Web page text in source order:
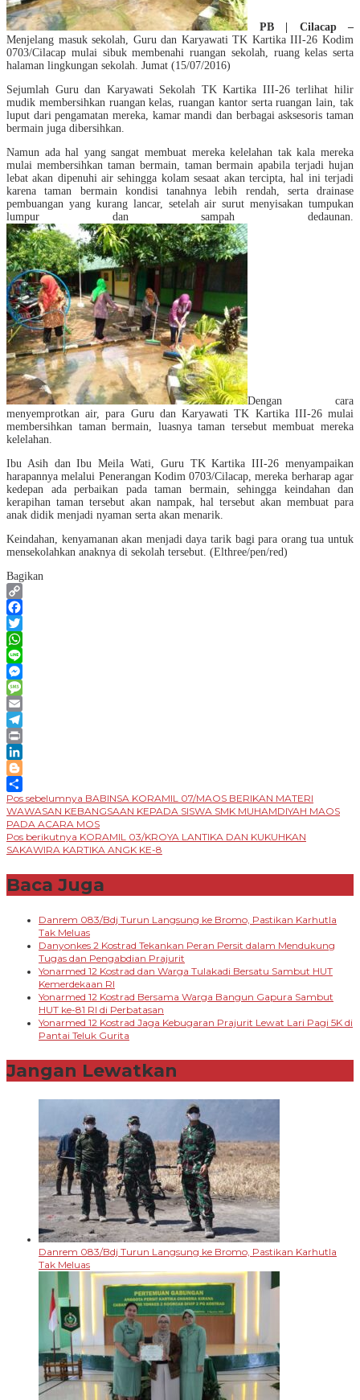
PB | Cilacap –
Menjelang masuk sekolah, Guru dan Karyawati TK Kartika III-26 Kodim
0703/Cilacap mulai sibuk membenahi ruangan sekolah, ruang kelas serta
halaman lingkungan sekolah. Jumat (15/07/2016)
Sejumlah Guru dan Karyawati Sekolah TK Kartika III-26 terlihat hilir
mudik membersihkan ruangan kelas, ruangan kantor serta ruangan lain, tak
luput dari pengamatan mereka, kamar mandi dan berbagai asksesoris taman
bermain juga dibersihkan.
Namun ada hal yang sangat membuat mereka kelelahan tak kala mereka
mulai membersihkan taman bermain, taman bermain apabila terjadi hujan
lebat akan dipenuhi air sehingga kolam sesaat akan tercipta, hal ini terjadi
karena taman bermain kondisi tanahnya lebih rendah, serta drainase
pembuangan yang kurang lancar, setelah air surut menyisakan tumpukan
lumpur dan sampah dedaunan.
Dengan cara
menyemprotkan air, para Guru dan Karyawati TK Kartika III-26 mulai
membersihkan taman bermain, luasnya taman tersebut membuat mereka
kelelahan.
Ibu Asih dan Ibu Meila Wati, Guru TK Kartika III-26 menyampaikan
harapannya melalui Penerangan Kodim 0703/Cilacap, mereka berharap agar
kedepan ada perbaikan pada taman bermain, sehingga keindahan dan
kerapihan taman tersebut akan nampak, hal tersebut akan membuat para
anak didik menjadi nyaman serta akan menarik.
Keindahan, kenyamanan akan menjadi daya tarik bagi para orang tua untuk
mensekolahkan anaknya di sekolah tersebut. (Elthree/pen/red)
Bagikan
Copy
Link
Facebook
Twitter
WhatsApp
Line
Messenger
Message
Email
Telegram
Print
LinkedIn
Blogger
Share
Navigasi
pos
Pos sebelumnya BABINSA KORAMIL 07/MAOS BERIKAN MATERI
WAWASAN KEBANGSAAN KEPADA SISWA SMK MUHAMDIYAH MAOS
PADA ACARA MOS
Pos berikutnya KORAMIL 03/KROYA LANTIKA DAN KUKUHKAN
SAKAWIRA KARTIKA ANGK KE-8
Baca Juga
Danrem 083/Bdj Turun Langsung ke Bromo, Pastikan Karhutla
Tak Meluas
Danyonkes 2 Kostrad Tekankan Peran Persit dalam Mendukung
Tugas dan Pengabdian Prajurit
Yonarmed 12 Kostrad dan Warga Tulakadi Bersatu Sambut HUT
Kemerdekaan RI
Yonarmed 12 Kostrad Bersama Warga Bangun Gapura Sambut
HUT ke-81 RI di Perbatasan
Yonarmed 12 Kostrad Jaga Kebugaran Prajurit Lewat Lari Pagi 5K di
Pantai Teluk Gurita
Jangan Lewatkan
Danrem 083/Bdj Turun Langsung ke Bromo, Pastikan Karhutla
Tak Meluas